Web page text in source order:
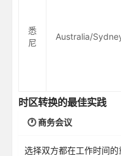
悉
尼
Australia/
时区转换的最佳实践
🕐 商务会议
选择双方都在工作时间